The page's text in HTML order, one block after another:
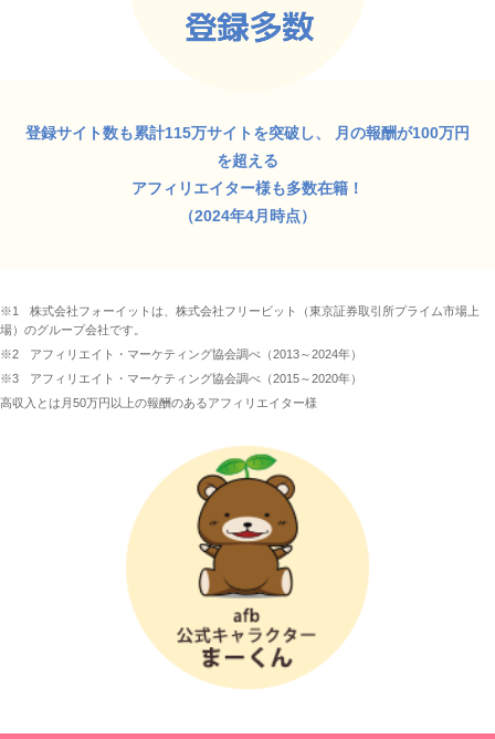
登録サイト数も累計115万サイトを突破し、
月の報酬が100万円
を超える
アフィリエイター様も多数在籍！
（2024年4月時点）
※1
株式会社フォーイットは、株式会社フリービット（東京証券取引所プライム市場上
場）のグループ会社です。
※2
アフィリエイト・マーケティング協会調べ（2013～2024年）
※3
アフィリエイト・マーケティング協会調べ（2015～2020年）
高収入とは月50万円以上の報酬のあるアフィリエイター様